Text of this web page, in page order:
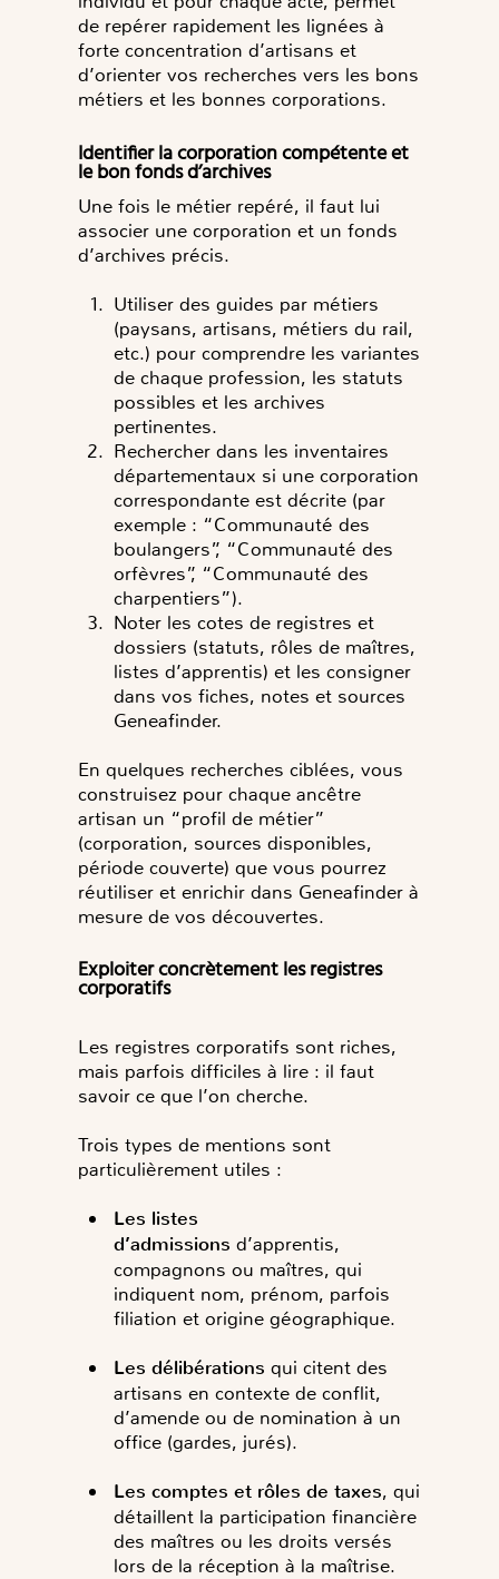
de repérer rapidement les lignées à
forte concentration d’artisans et
d’orienter vos recherches vers les bons
métiers et les bonnes corporations.
Identifier la corporation compétente et
le bon fonds d’archives
Une fois le métier repéré, il faut lui
associer une corporation et un fonds
d’archives précis.
Utiliser des guides par métiers
(paysans, artisans, métiers du rail,
etc.) pour comprendre les variantes
de chaque profession, les statuts
possibles et les archives
pertinentes.
Rechercher dans les inventaires
départementaux si une corporation
correspondante est décrite (par
exemple : “Communauté des
boulangers”, “Communauté des
orfèvres”, “Communauté des
charpentiers”).
Noter les cotes de registres et
dossiers (statuts, rôles de maîtres,
listes d’apprentis) et les consigner
dans vos fiches, notes et sources
Geneafinder.
En quelques recherches ciblées, vous
construisez pour chaque ancêtre
artisan un “profil de métier”
(corporation, sources disponibles,
période couverte) que vous pourrez
réutiliser et enrichir dans Geneafinder à
mesure de vos découvertes.
Exploiter concrètement les registres
corporatifs
Les registres corporatifs sont riches,
mais parfois difficiles à lire : il faut
savoir ce que l’on cherche.
Trois types de mentions sont
particulièrement utiles :
Les listes
d’admissions d’apprentis,
compagnons ou maîtres, qui
indiquent nom, prénom, parfois
filiation et origine géographique.
Les délibérations qui citent des
artisans en contexte de conflit,
d’amende ou de nomination à un
office (gardes, jurés).
Les comptes et rôles de taxes, qui
détaillent la participation financière
des maîtres ou les droits versés
lors de la réception à la maîtrise.